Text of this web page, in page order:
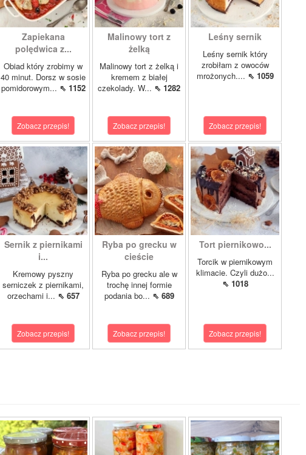
Zapiekana
polędwica z...
Obiad który zrobimy w
40 minut. Dorsz w sosie
pomidorowym... ⇖ 1152
Zobacz przepis!
Malinowy tort z
żelką
Malinowy tort z żelką i
kremem z białej
czekolady. W... ⇖ 1282
Zobacz przepis!
Leśny sernik
Leśny sernik który
zrobiłam z owoców
mrożonych.... ⇖ 1059
Zobacz przepis!
Sernik z piernikami
i...
Kremowy pyszny
serniczek z piernikami,
orzechami i... ⇖ 657
Zobacz przepis!
Ryba po grecku w
cieście
Ryba po grecku ale w
trochę innej formie
podania bo... ⇖ 689
Zobacz przepis!
Tort piernikowo...
Torcik w piernikowym
klimacie. Czyli dużo...
⇖ 1018
Zobacz przepis!